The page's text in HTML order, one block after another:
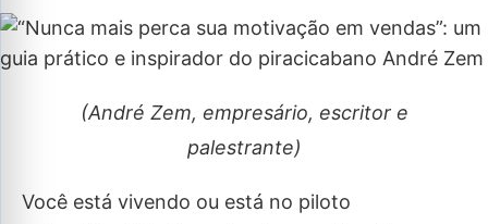
(André Zem, empresário, escritor e
palestrante)
Você está vivendo ou está no piloto